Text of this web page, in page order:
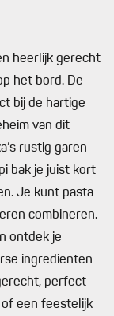
heerlijk gerecht
het bord. De
bij de hartige
van dit
rustig garen
bak je juist kort
Je kunt pasta
combineren.
ontdek je
ingrediënten
perfect
een feestelijk